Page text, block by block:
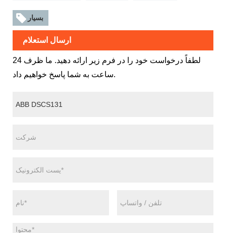
بسیار
ارسال استعلام
لطفاً درخواست خود را در فرم زیر ارائه دهید. ما ظرف 24
ساعت به شما پاسخ خواهیم داد.